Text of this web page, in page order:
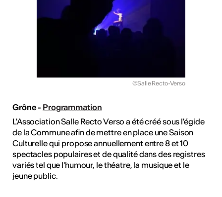
©Salle Recto-Verso
Grône - Programmation
L'Association Salle Recto Verso a été créé sous l'égide
de la Commune afin de mettre en place une Saison
Culturelle qui propose annuellement entre 8 et 10
spectacles populaires et de qualité dans des registres
variés tel que l'humour, le théatre, la musique et le
jeune public.